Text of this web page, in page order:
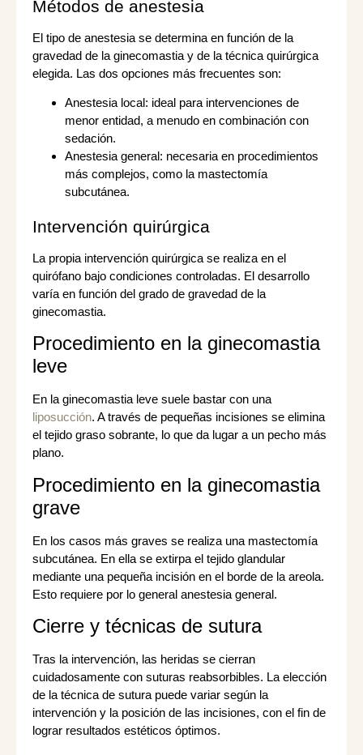
Métodos de anestesia
El tipo de anestesia se determina en función de la
gravedad de la ginecomastia y de la técnica quirúrgica
elegida. Las dos opciones más frecuentes son:
Anestesia local: ideal para intervenciones de
menor entidad, a menudo en combinación con
sedación.
Anestesia general: necesaria en procedimientos
más complejos, como la mastectomía
subcutánea.
Intervención quirúrgica
La propia intervención quirúrgica se realiza en el
quirófano bajo condiciones controladas. El desarrollo
varía en función del grado de gravedad de la
ginecomastia.
Procedimiento en la ginecomastia
leve
En la ginecomastia leve suele bastar con una
liposucción. A través de pequeñas incisiones se elimina
el tejido graso sobrante, lo que da lugar a un pecho más
plano.
Procedimiento en la ginecomastia
grave
En los casos más graves se realiza una mastectomía
subcutánea. En ella se extirpa el tejido glandular
mediante una pequeña incisión en el borde de la areola.
Esto requiere por lo general anestesia general.
Cierre y técnicas de sutura
Tras la intervención, las heridas se cierran
cuidadosamente con suturas reabsorbibles. La elección
de la técnica de sutura puede variar según la
intervención y la posición de las incisiones, con el fin de
lograr resultados estéticos óptimos.